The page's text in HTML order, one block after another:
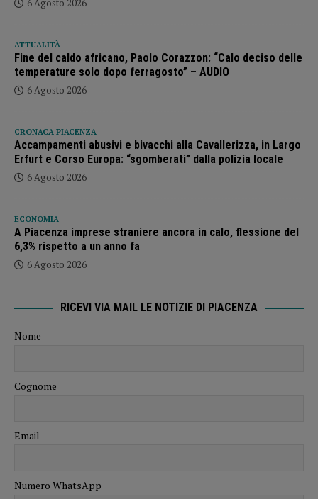
6 Agosto 2026
ATTUALITÀ
Fine del caldo africano, Paolo Corazzon: “Calo deciso delle
temperature solo dopo ferragosto” – AUDIO
6 Agosto 2026
CRONACA PIACENZA
Accampamenti abusivi e bivacchi alla Cavallerizza, in Largo
Erfurt e Corso Europa: “sgomberati” dalla polizia locale
6 Agosto 2026
ECONOMIA
A Piacenza imprese straniere ancora in calo, flessione del
6,3% rispetto a un anno fa
6 Agosto 2026
RICEVI VIA MAIL LE NOTIZIE DI PIACENZA
Nome
Cognome
Email
Numero WhatsApp